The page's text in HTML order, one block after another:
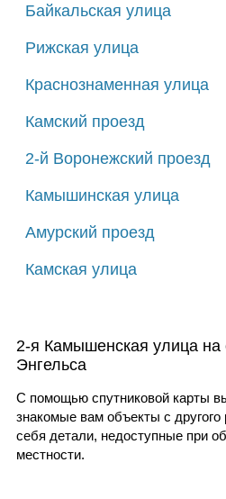
Байкальская улица
Рижская улица
Краснознаменная улица
Камский проезд
2-й Воронежский проезд
Камышинская улица
Амурский проезд
Камская улица
2-я Камышенская улица на
Энгельса
С помощью спутниковой карты
знакомые вам объекты с другого
себя детали, недоступные при
местности.